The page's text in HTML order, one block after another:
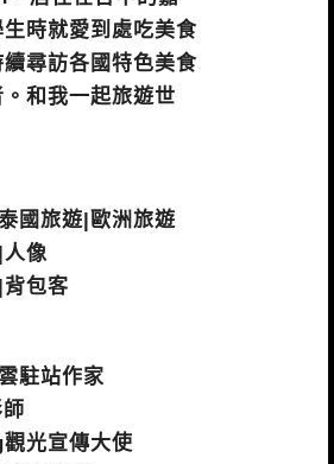
時就愛到處吃美食
尋訪各國特色美食
和我一起旅遊世
國旅遊|歐洲旅遊
像
包客
駐站作家
光宣傳大使